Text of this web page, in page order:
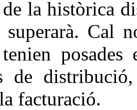
de la històrica
Cal
tenien
de
facturació.